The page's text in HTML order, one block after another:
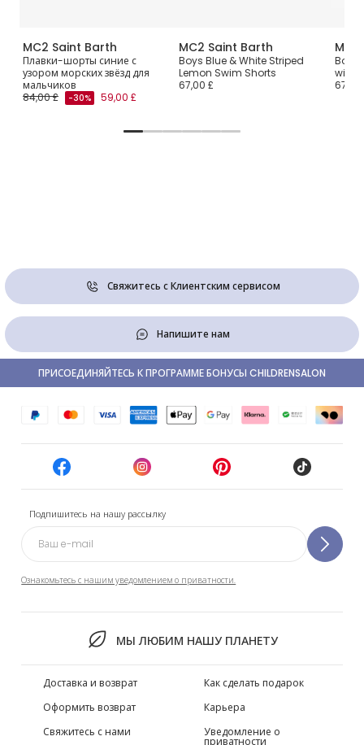
MC2 Saint Barth
Плавки-шорты синие с
узором морских звёзд для
мальчиков
84,00 £
-30% 59,00 £
MC2 Saint Barth
Boys Blue & White Striped
Lemon Swim Shorts
67,00 £
Boys
with
67,00
Свяжитесь с Клиентским сервисом
Напишите нам
Подпишитесь на нашу рассылку
Ознакомьтесь с нашим уведомлением о приватности.
МЫ ЛЮБИМ НАШУ ПЛАНЕТУ
ПРИСОЕДИНЯЙТЕСЬ К ПРОГРАММЕ БОНУСЫ CHILDRENSALON
Доставка и возврат
Оформить возврат
Свяжитесь с нами
Как сделать подарок
Карьера
Уведомление о
приватности